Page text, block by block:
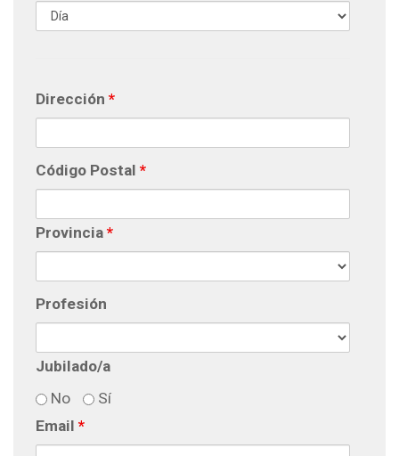
Dirección *
Código Postal *
Provincia *
Profesión
Jubilado/a
No
Sí
Email *